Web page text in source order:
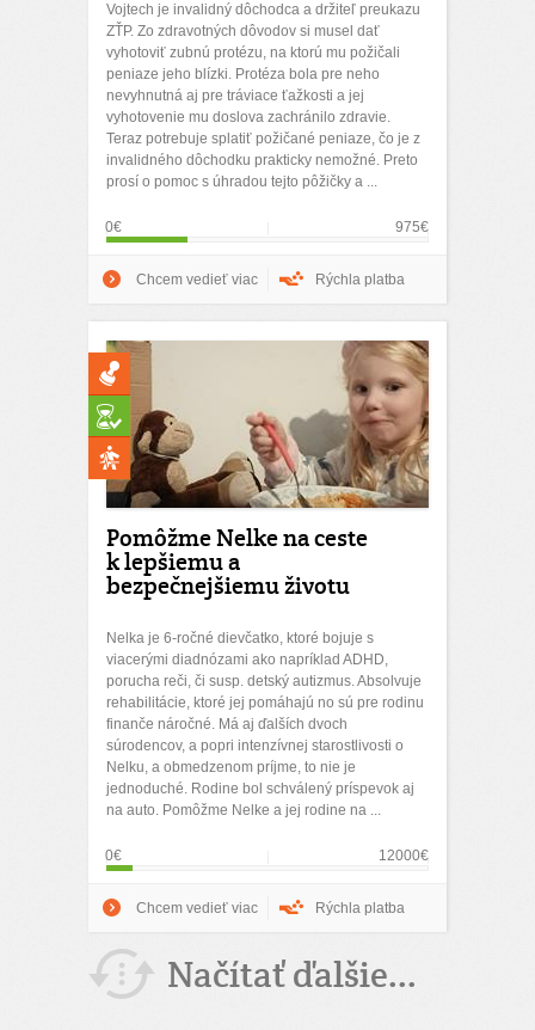
Vojtech je invalidný dôchodca a držiteľ preukazu
ZŤP. Zo zdravotných dôvodov si musel dať
vyhotoviť zubnú protézu, na ktorú mu požičali
peniaze jeho blízki. Protéza bola pre neho
nevyhnutná aj pre tráviace ťažkosti a jej
vyhotovenie mu doslova zachránilo zdravie.
Teraz potrebuje splatiť požičané peniaze, čo je z
invalidného dôchodku prakticky nemožné. Preto
prosí o pomoc s úhradou tejto pôžičky a ...
0€ 975€
Chcem vedieť viac Rýchla platba
Pomôžme Nelke na ceste
k lepšiemu a
bezpečnejšiemu životu
Nelka je 6-ročné dievčatko, ktoré bojuje s
viacerými diadnózami ako napríklad ADHD,
porucha reči, či susp. detský autizmus. Absolvuje
rehabilitácie, ktoré jej pomáhajú no sú pre rodinu
finanče náročné. Má aj ďalších dvoch
súrodencov, a popri intenzívnej starostlivosti o
Nelku, a obmedzenom príjme, to nie je
jednoduché. Rodine bol schválený príspevok aj
na auto. Pomôžme Nelke a jej rodine na ...
0€ 12000€
Chcem vedieť viac Rýchla platba
Načítať ďalšie...